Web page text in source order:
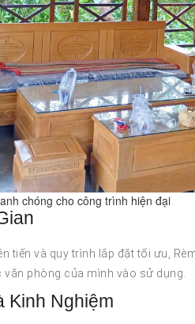
chóng cho công trình hiện đại
tiến và quy trình lắp đặt tối ưu,
phòng của mình vào sử dụng.
Kinh Nghiệm